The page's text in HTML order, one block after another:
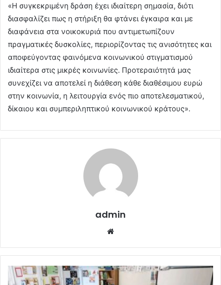
«Η συγκεκριμένη δράση έχει ιδιαίτερη σημασία, διότι
διασφαλίζει πως η στήριξη θα φτάνει έγκαιρα και με
διαφάνεια στα νοικοκυριά που αντιμετωπίζουν
πραγματικές δυσκολίες, περιορίζοντας τις ανισότητες και
αποφεύγοντας φαινόμενα κοινωνικού στιγματισμού
ιδιαίτερα στις μικρές κοινωνίες. Προτεραιότητά μας
συνεχίζει να αποτελεί η διάθεση κάθε διαθέσιμου ευρώ
στην κοινωνία, η λειτουργία ενός πιο αποτελεσματικού,
δίκαιου και συμπεριληπτικού κοινωνικού κράτους».
admin